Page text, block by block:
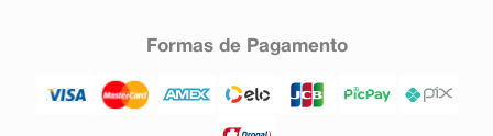
Formas de Pagamento